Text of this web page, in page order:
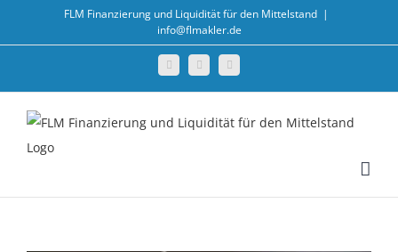
FLM Finanzierung und Liquidität für den Mittelstand |
info@flmakler.de
FacebookTwitter LinkedIn